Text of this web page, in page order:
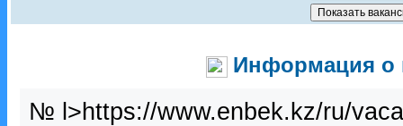
Информация о
№ l>https://www.enbek.kz/ru/